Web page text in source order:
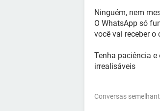
Ninguém, nem
O WhatsApp só
você vai receber
Tenha paciência
irrealisáveis
Conversas